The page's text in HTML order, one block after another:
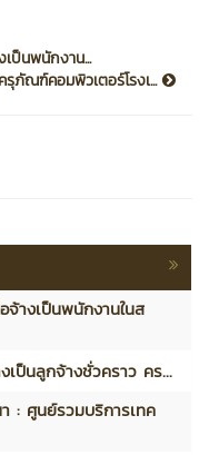
ป็นพนักงาน...
รุภัณฑ์คอมพิวเตอร์โรงเ...
จ้างเป็นพนักงานในส
เป็นลูกจ้างชั่วคราว คร...
: ศูนย์รวมบริการเทค